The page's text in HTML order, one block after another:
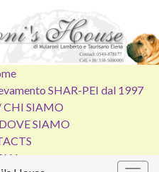
SHAR-PEI dal 1997
CHI SIAMO
SIAMO